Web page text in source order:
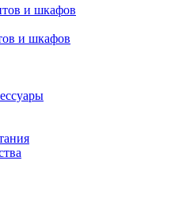
и шкафов
и шкафов